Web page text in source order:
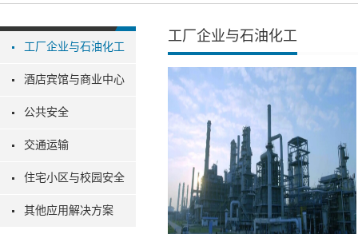
工厂企业与石油化工
酒店宾馆与商业中心
公共安全
交通运输
住宅小区与校园安全
其他应用解决方案
工厂企业与石油化工